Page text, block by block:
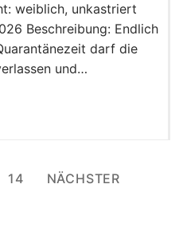
weiblich, unkastriert
Beschreibung: Endlich
darf die
und…
14 NÄCHSTER